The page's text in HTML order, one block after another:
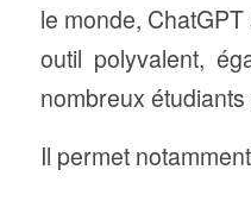
le monde,
outil polyvalent,
nombreux étudiants
Il permet